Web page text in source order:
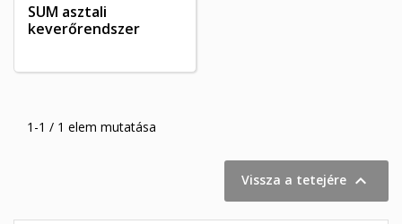
SUM asztali
keverőrendszer
1-1 / 1 elem mutatása
Vissza a tetejére 